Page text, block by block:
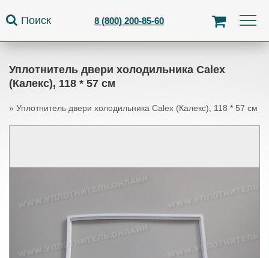
Поиск 8 (800) 200-85-60
Уплотнитель двери холодильника Calex
(Калекс), 118 * 57 см
Вы здесь
» Уплотнитель двери холодильника Calex (Калекс), 118 * 57 см